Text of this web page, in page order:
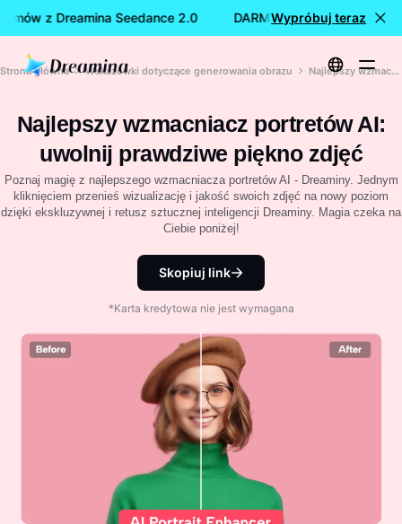
z Dreamina Seedance 2.0 DARMOWE tworzenie
Wypróbuj teraz
Strona główna Wskazówki dotyczące generowania obrazu Najlepszy wzmacniacz portretów AI: uwolnij prawdziwe piękno zdjęć
Najlepszy wzmacniacz portretów AI:
uwolnij prawdziwe piękno zdjęć
Poznaj magię z najlepszego wzmacniacza portretów AI - Dreaminy. Jednym
kliknięciem przenieś wizualizację i jakość swoich zdjęć na nowy poziom
dzięki ekskluzywnej i retusz sztucznej inteligencji Dreaminy. Magia czeka na
Ciebie poniżej!
Skopiuj link
*Karta kredytowa nie jest wymagana